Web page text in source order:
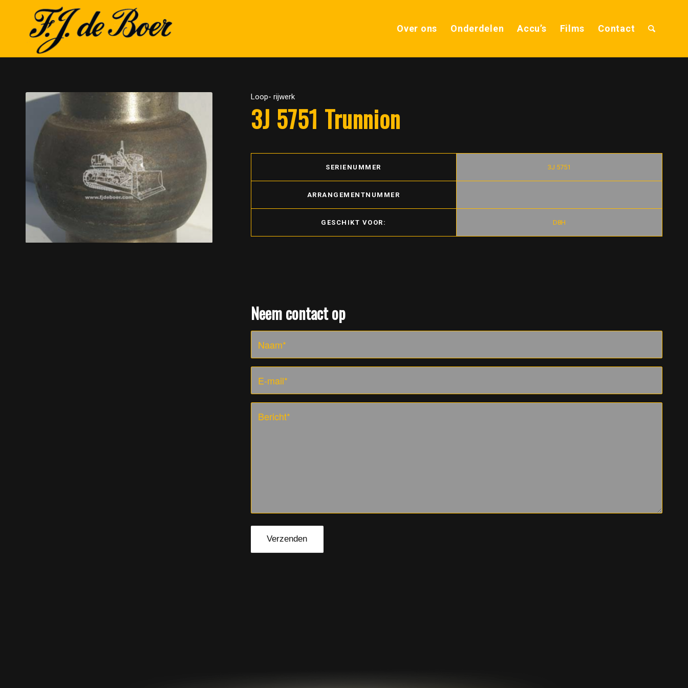
Over ons Onderdelen Accu’s Films Contact
Loop- rijwerk
3J 5751 Trunnion
SERIENUMMER 3J 5751
ARRANGEMENTNUMMER
GESCHIKT VOOR: D8H
Neem contact op